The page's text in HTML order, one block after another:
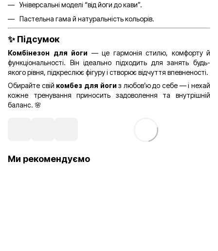
Універсальні моделі “від йоги до кави”.
Пастельна гама й натуральність кольорів.
✨ Підсумок
Комбінезон для йоги — це гармонія стилю, комфорту й
функціональності. Він ідеально підходить для занять будь-
якого рівня, підкреслює фігуру і створює відчуття впевненості.
Обирайте свій комбез для йоги з любов’ю до себе — і нехай
кожне тренування приносить задоволення та внутрішній
баланс. 🌸
Ми рекомендуємо